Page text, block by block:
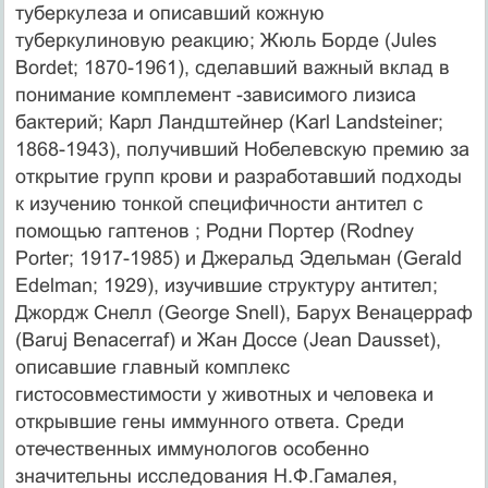
туберкулеза и описавший кожную
туберкулиновую реакцию; Жюль Борде (Jules
Bordet; 1870-1961), сделавший важный вклад в
понимание комплемент -зависимого лизиса
бактерий; Карл Ландштейнер (Karl Landsteiner;
1868-1943), получивший Нобелевскую премию за
открытие групп крови и разработавший подходы
к изучению тонкой специфичности антител с
помощью гаптенов ; Родни Портер (Rodney
Porter; 1917-1985) и Джеральд Эдельман (Gerald
Edelman; 1929), изучившие структуру антител;
Джордж Снелл (George Snell), Барух Венацерраф
(Baruj Benacerraf) и Жан Доссе (Jean Dausset),
описавшие главный комплекс
гистосовместимости у животных и человека и
открывшие гены иммунного ответа. Среди
отечественных иммунологов особенно
значительны исследования Н.Ф.Гамалея,